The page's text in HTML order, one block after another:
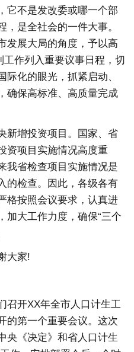
它不是发改委或哪一个部
，是全社会的一件大事。
发展大局的角度，予以高
作列入重要议事日程，切
际化的眼光，抓紧启动、
确保高标准、高质量完成
增投资项目。国家、省
资项目实施情况高度重
我省检查项目实施情况是
的检查。因此，各级各有
格按照会议要求，认真进
加大工作力度，确保“三个
大家!
开XX年全市人口计生工
的第一个重要会议。这次
央《决定》和省人口计生